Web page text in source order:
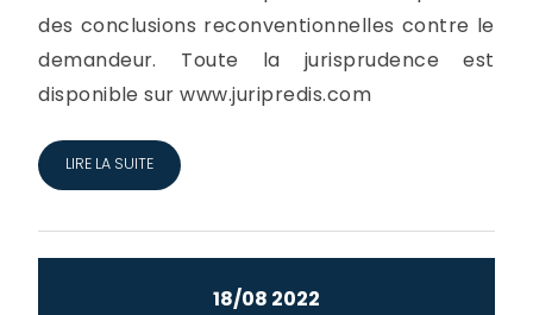
des conclusions reconventionnelles contre le
demandeur. Toute la jurisprudence est
disponible sur www.juripredis.com
LIRE LA SUITE
18/08 2022